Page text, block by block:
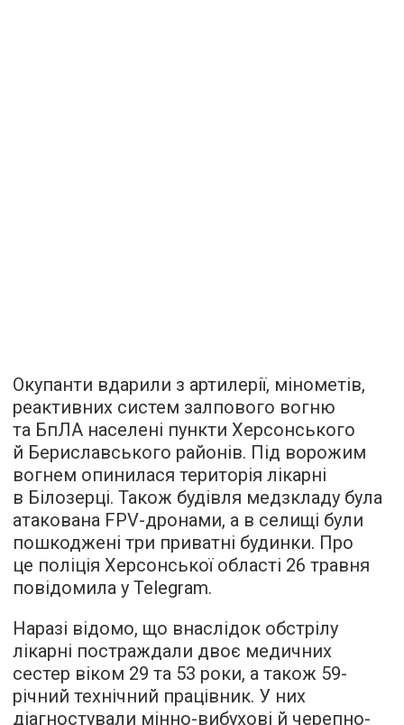
Окупанти вдарили з артилерії, мінометів,
реактивних систем залпового вогню
та БпЛА населені пункти Херсонського
й Бериславського районів. Під ворожим
вогнем опинилася територія лікарні
в Білозерці. Також будівля медзкладу була
атакована FPV-дронами, а в селищі були
пошкоджені три приватні будинки. Про
це поліція Херсонської області 26 травня
повідомила у Telegram.
Наразі відомо, що внаслідок обстрілу
лікарні постраждали двоє медичних
сестер віком 29 та 53 роки, а також 59-
річний технічний працівник. У них
діагностували мінно-вибухові й черепно-